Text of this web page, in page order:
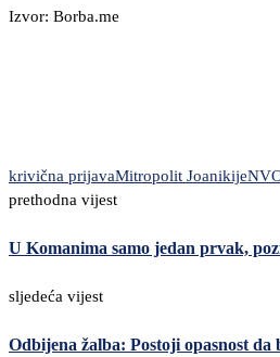
Izvor: Borba.me
krivična prijavaMitropolit Joanikije
prethodna vijest
U Komanima samo jedan prvak,
sljedeća vijest
Odbijena žalba: Postoji opasnost